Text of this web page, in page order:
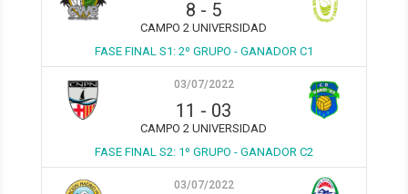
8 - 5
CAMPO 2 UNIVERSIDAD
FASE FINAL S1: 2º GRUPO - GANADOR C1
03/07/2022
11 - 03
CAMPO 2 UNIVERSIDAD
FASE FINAL S2: 1º GRUPO - GANADOR C2
03/07/2022